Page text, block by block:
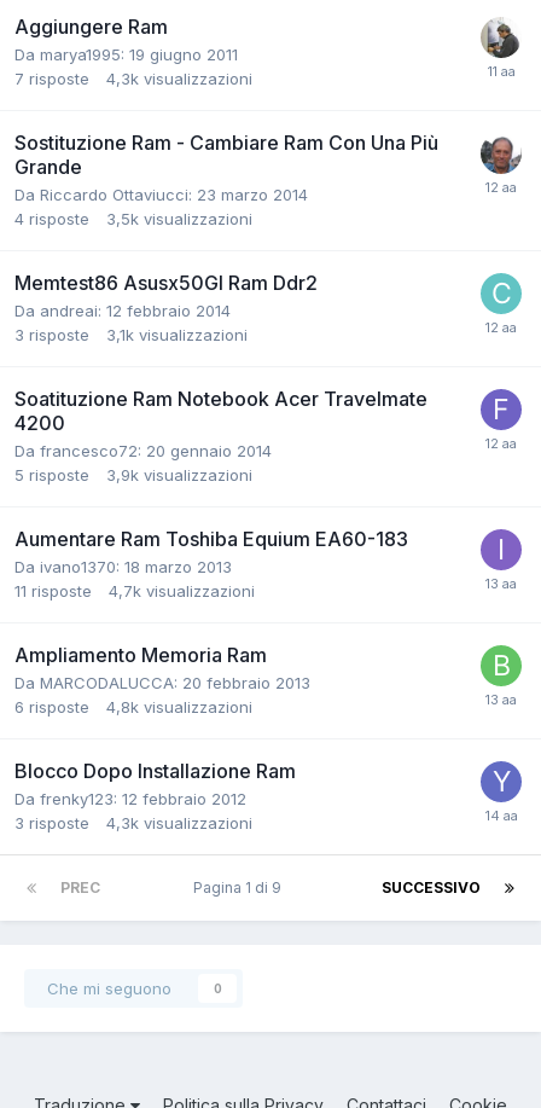
Aggiungere Ram
Da marya1995: 19 giugno 2011
7 risposte 4,3k visualizzazioni
Sostituzione Ram - Cambiare Ram Con Una Più
Grande
Da Riccardo Ottaviucci: 23 marzo 2014
4 risposte 3,5k visualizzazioni
Memtest86 Asusx50Gl Ram Ddr2
Da andreai: 12 febbraio 2014
3 risposte 3,1k visualizzazioni
Soatituzione Ram Notebook Acer Travelmate
4200
Da francesco72: 20 gennaio 2014
5 risposte 3,9k visualizzazioni
Aumentare Ram Toshiba Equium EA60-183
Da ivano1370: 18 marzo 2013
11 risposte 4,7k visualizzazioni
Ampliamento Memoria Ram
Da MARCODALUCCA: 20 febbraio 2013
6 risposte 4,8k visualizzazioni
Blocco Dopo Installazione Ram
Da frenky123: 12 febbraio 2012
3 risposte 4,3k visualizzazioni
PREC SUCCESSIVO
Pagina 1 di 9
Che mi seguono 0